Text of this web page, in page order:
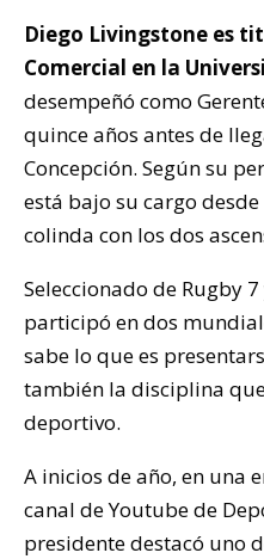
Diego Livingstone es
Comercial en la
desempeñó como
quince años antes de
Concepción. Según su
está bajo su cargo
colinda con los dos
Seleccionado de Rugby
participó en dos
sabe lo que es
también la disciplina
deportivo.
A inicios de año, en una
canal de Youtube de
presidente destacó uno